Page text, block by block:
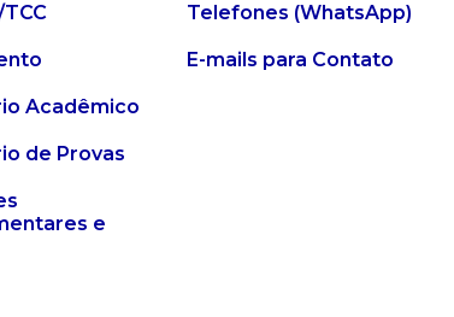
Acadêmico
de Provas
e
Telefones (WhatsApp)
E-mails para Contato